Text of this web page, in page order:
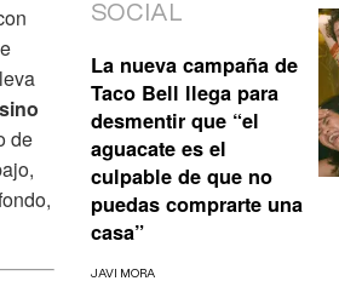
de
SOCIAL
La nueva campaña de
Taco Bell llega para
desmentir que “el
aguacate es el
culpable de que no
puedas comprarte una
casa”
JAVI MORA